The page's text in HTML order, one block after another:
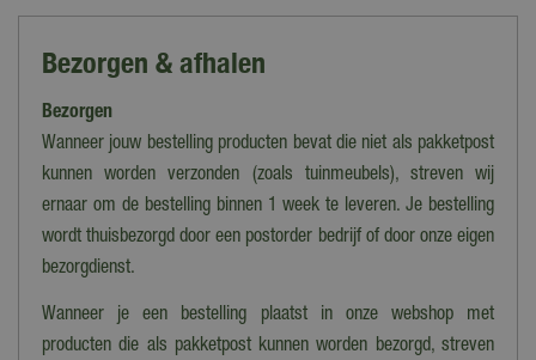
Bladgroente
Soort
Kropsla
Zaaitijd
Standplaats
Bezorgen & afhalen
Bezorgen
Wanneer jouw bestelling producten bevat die niet als pakketpost
kunnen worden verzonden (zoals tuinmeubels), streven wij
ernaar om de bestelling binnen 1 week te leveren. Je bestelling
wordt thuisbezorgd door een postorder bedrijf of door onze eigen
bezorgdienst.
Wanneer je een bestelling plaatst in onze webshop met
producten die als pakketpost kunnen worden bezorgd, streven